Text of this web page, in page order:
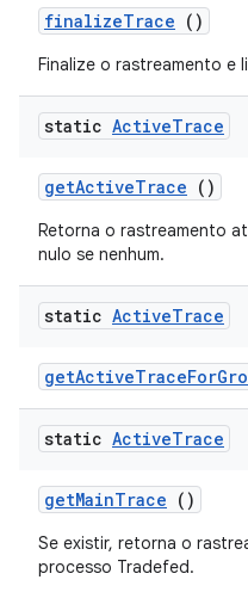
finalizeTrace ()
Finalize o rastreamento e
static ActiveTrace
getActiveTrace ()
Retorna o rastreamento
nulo se nenhum.
static ActiveTrace
getActiveTraceFor
static ActiveTrace
getMainTrace ()
Se existir, retorna o
processo Tradefed.